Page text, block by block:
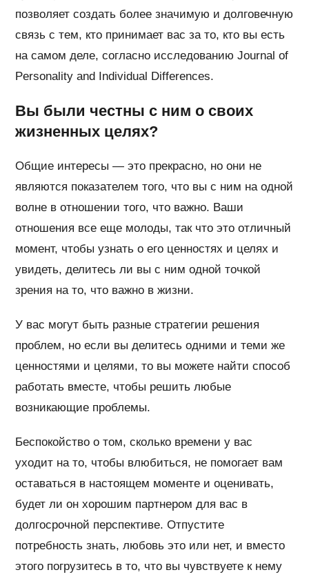
позволяет создать более значимую и долговечную
связь с тем, кто принимает вас за то, кто вы есть
на самом деле, согласно исследованию Journal of
Personality and Individual Differences.
Вы были честны с ним о своих
жизненных целях?
Общие интересы — это прекрасно, но они не
являются показателем того, что вы с ним на одной
волне в отношении того, что важно. Ваши
отношения все еще молоды, так что это отличный
момент, чтобы узнать о его ценностях и целях и
увидеть, делитесь ли вы с ним одной точкой
зрения на то, что важно в жизни.
У вас могут быть разные стратегии решения
проблем, но если вы делитесь одними и теми же
ценностями и целями, то вы можете найти способ
работать вместе, чтобы решить любые
возникающие проблемы.
Беспокойство о том, сколько времени у вас
уходит на то, чтобы влюбиться, не помогает вам
оставаться в настоящем моменте и оценивать,
будет ли он хорошим партнером для вас в
долгосрочной перспективе. Отпустите
потребность знать, любовь это или нет, и вместо
этого погрузитесь в то, что вы чувствуете к нему